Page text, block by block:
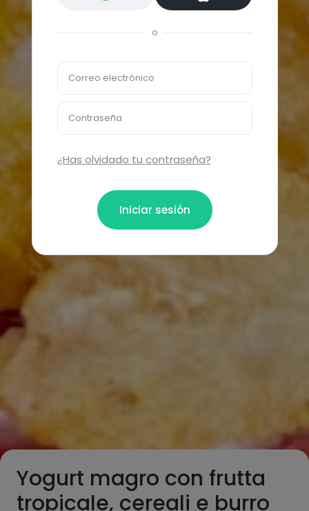
Yogurt magro con frutta
tropicale, cereali e burro
o
Correo electrónico
Contraseña
¿Has olvidado tu contraseña?
Iniciar sesión